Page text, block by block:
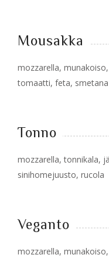
Mousakka
mozzarella,
tomaatti, feta, smetana
Tonno
mozzarella, tonnikala,
sinihomejuusto, rucola
Veganto
mozzarella, munakoiso,